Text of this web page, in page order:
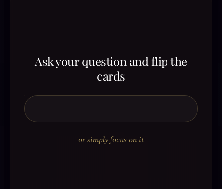
Ask your question and flip the
cards
or simply focus on it